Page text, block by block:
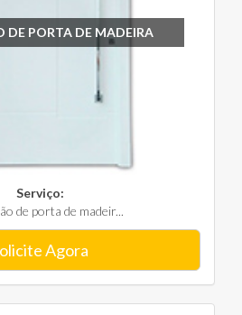
DE PORTA DE MADEIRA
Serviço:
de porta de madeir...
Agora